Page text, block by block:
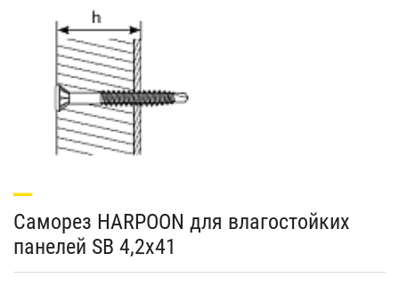
Саморез HARPOON для влагостойких
панелей SB 4,2х41